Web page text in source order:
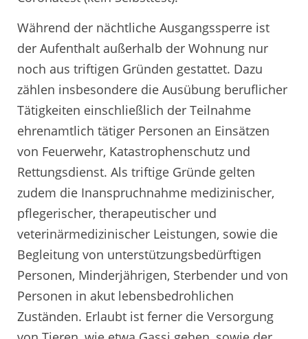
Während der nächtliche Ausgangssperre ist
der Aufenthalt außerhalb der Wohnung nur
noch aus triftigen Gründen gestattet. Dazu
zählen insbesondere die Ausübung beruflicher
Tätigkeiten einschließlich der Teilnahme
ehrenamtlich tätiger Personen an Einsätzen
von Feuerwehr, Katastrophenschutz und
Rettungsdienst. Als triftige Gründe gelten
zudem die Inanspruchnahme medizinischer,
pflegerischer, therapeutischer und
veterinärmedizinischer Leistungen, sowie die
Begleitung von unterstützungsbedürftigen
Personen, Minderjährigen, Sterbender und von
Personen in akut lebensbedrohlichen
Zuständen. Erlaubt ist ferner die Versorgung